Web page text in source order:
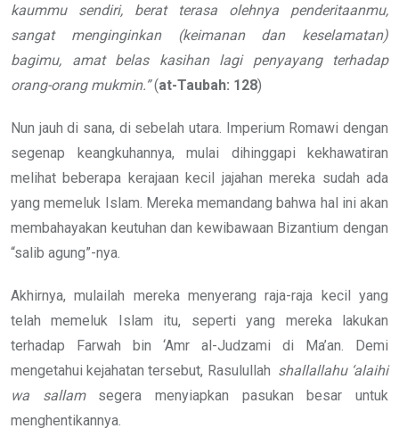
kaummu sendiri, berat terasa olehnya penderitaanmu,
sangat menginginkan (keimanan dan keselamatan)
bagimu, amat belas kasihan lagi penyayang terhadap
orang-orang mukmin.”(at-Taubah: 128)
Nun jauh di sana, di sebelah utara. Imperium Romawi dengan
segenap keangkuhannya, mulai dihinggapi kekhawatiran
melihat beberapa kerajaan kecil jajahan mereka sudah ada
yang memeluk Islam. Mereka memandang bahwa hal ini akan
membahayakan keutuhan dan kewibawaan Bizantium dengan
“salib agung”-nya.
Akhirnya, mulailah mereka menyerang raja-raja kecil yang
telah memeluk Islam itu, seperti yang mereka lakukan
terhadap Farwah bin ‘Amr al-Judzami di Ma’an. Demi
mengetahui kejahatan tersebut, Rasulullah shallallahu ‘alaihi
wa sallamsegera menyiapkan pasukan besar untuk
menghentikannya.